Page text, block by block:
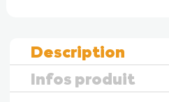
Description
Infos produit